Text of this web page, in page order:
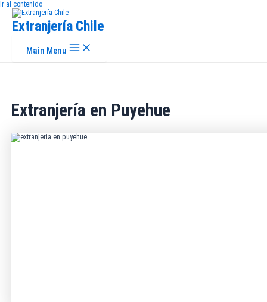
Ir al contenido
Extranjería Chile
Main Menu
Extranjería en Puyehue